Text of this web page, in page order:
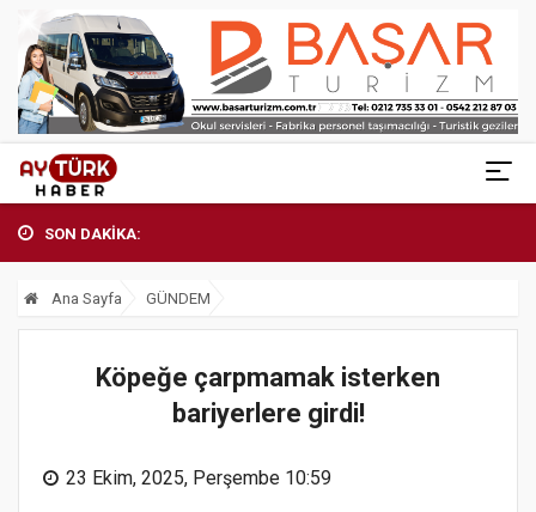
SON DAKİKA:
Ana Sayfa GÜNDEM
Köpeğe çarpmamak isterken
bariyerlere girdi!
23 Ekim, 2025, Perşembe 10:59